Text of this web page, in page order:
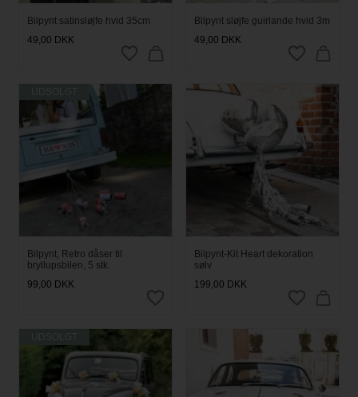
Bilpynt satinsløjfe hvid 35cm
49,00 DKK
Bilpynt sløjfe guirlande hvid 3m
49,00 DKK
Bilpynt, Retro dåser til
bryllupsbilen, 5 stk.
99,00 DKK
Bilpynt-Kit Heart dekoration
sølv
199,00 DKK